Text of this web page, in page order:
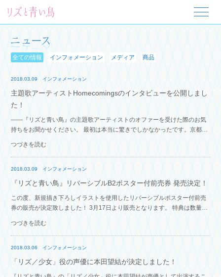
全ての情報 インフォメーション メディア 商品
2018.03.09 インフォメーション
主題歌アーティストHomecomingsのインタビューを公開しまし
た！
――『リズと青い鳥』の主題歌アーティストのオファーを受けた際のお気
持ちをお聞かせください。 最初は本当に驚きでしかなかったです。京都ア
ニメーションさんの映画ということで、 僕たちが京都で活動しているバン
ドだからかな…
つづきを読む
2018.03.09 インフォメーション
『リズと青い鳥』リバーシブルB2ポスター付前売券 発売決定！
この度、新規描き下ろしイラストを使用したリバーシブルポスター付前売
券の販売が決定致しました！ 3月17日より販売となります。 特典は数量限
定となりますので、ご購入はお早めに！ 特典付き前売券3月17日より各劇
場にて販売…
つづきを読む
2018.03.06 インフォメーション
「リズ／少女」役の声優に本田望結が決定しました！